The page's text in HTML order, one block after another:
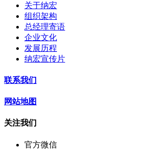
关于纳宏
组织架构
总经理寄语
企业文化
发展历程
纳宏宣传片
联系我们
网站地图
关注我们
官方微信